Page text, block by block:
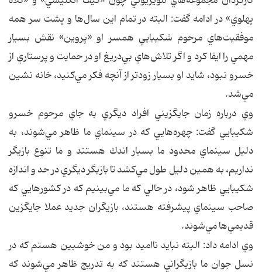
پهلوي» در ادامه گفت: البته در تمام اين سال‌ها و پشت سر همه
موفقيت‌هاي مرحوم شكيبايي همسر او «پروين» نقش بسيار
مهمي را ايفا كرد و اگر تلاش‌هاي بي‌دريغ او در حمايت و پرستاري از
خسرو نبود، شايد او بسيار زودتر از آنچه فكر مي‌كنيد،‌ خانه نشين
مي‌شد.
وي درباره زمان جايگزيني افراد ديگري به جاي مرحوم خسرو
شكيبايي گفت:‌ چهره‌هايي كه در سينماي ما ظاهر مي‌شوند، به
دليل سينماي محدود ما بسيار اندك هستند و ما تنوع بازيگر
نداريم، به همين دليل طول مي‌كشد تا بازيگر ديگري در حد و اندازه
شكيبايي ظاهر شود، در حالي كه ما مي‌بينيم كه در كشورهايي كه
صاحب سينماي پيشرفته هستند، بازيگران جديد عملا جايگزين
قديمي‌ها مي‌شوند.
وي ادامه داد: البته نبايد نااميد بود و من خوشبين هستم كه در
نسل جوان ما بازيگراني هستند كه به تدريج ظاهر مي‌شوند كه